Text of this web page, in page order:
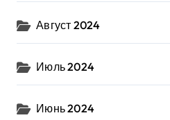
Август 2024
Июль 2024
Июнь 2024